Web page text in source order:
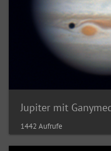
Jupiter mit
1442 Aufrufe